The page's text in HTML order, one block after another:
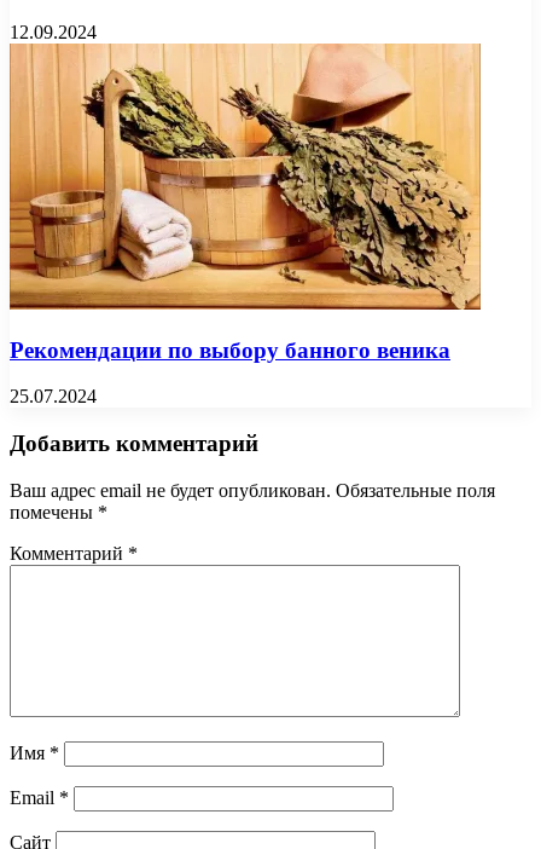
12.09.2024
Рекомендации по выбору банного веника
25.07.2024
Добавить комментарий
Ваш адрес email не будет опубликован. Обязательные поля
помечены *
Комментарий *
Имя *
Email *
Сайт